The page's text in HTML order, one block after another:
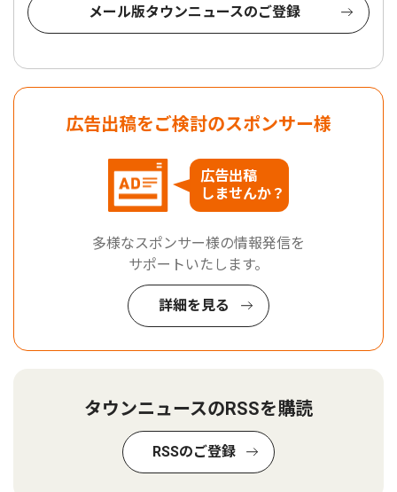
メール版タウンニュースのご登録
広告出稿をご検討のスポンサー様
広告出稿
しませんか？
多様なスポンサー様の情報発信を
サポートいたします。
詳細を見る
タウンニュースのRSSを購読
RSSのご登録